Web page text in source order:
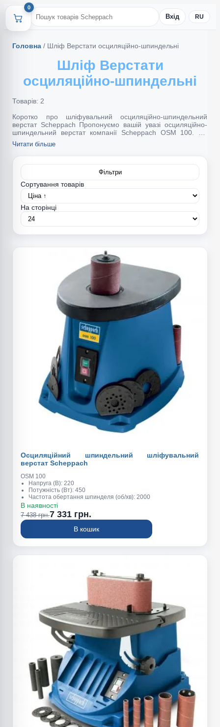
0
Вхід RU
Головна / Шліф Верстати осциляційно-шпиндельні
Шліф Верстати
осциляційно-шпиндельні
Товарів: 2
Коротко про шліфувальний осциляційно-шпиндельний
верстат Scheppach Пропонуємо вашій увазі осциляційно-
шпиндельний верстат компанії Scheppach OSM 100. Це
обладнання для побутового використання, яке вирізняється
компактністю, а також простотою в обслуговуванні та
використанні.
Читати більше
Фільтри
Сортування товарів
На сторінці
Осциляційний шпиндельний шліфувальний
верстат Scheppach
OSM 100
Напруга (В): 220
Потужність (Вт): 450
Частота обертання шпинделя (об/хв): 2000
Амплітуда коливань шпинделя (мм): 16
Частота коливань шпинделя (коливань\хв): 56
Діаметр шліф. гільзи (мм): 13 / 19 / 26 / 38 / 51 / 75
Розміри робочого столу (мм): 370 х 290
В наявності
7 438 грн.7 331 грн.
В кошик